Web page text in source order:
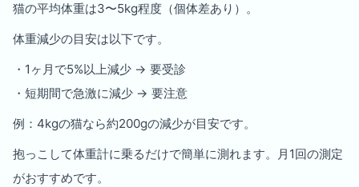
猫の平均体重は3〜5kg程度（個体差あり）。
体重減少の目安は以下です。
・1ヶ月で5%以上減少 → 要受診
・短期間で急激に減少 → 要注意
例：4kgの猫なら約200gの減少が目安です。
抱っこして体重計に乗るだけで簡単に測れます。月1回の測定
がおすすめです。